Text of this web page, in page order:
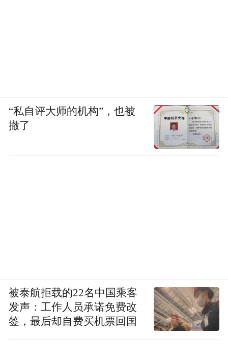
“私自评大师的机构”，也被
撤了
被泰航拒载的22名中国乘客
发声：工作人员承诺免费改
签，最后却自费买机票回国